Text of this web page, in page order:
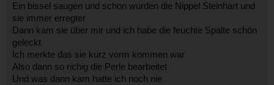
Ein bissel saugen und schon wurden die Nippel Steinhart und
sie immer erregter
Dann kam sie über mir und ich habe die feuchte Spalte schön
geleckt
Ich merkte das sie kurz vorm kommen war
Also dann so richig die Perle bearbeitet
Und was dann kam hatte ich noch nie